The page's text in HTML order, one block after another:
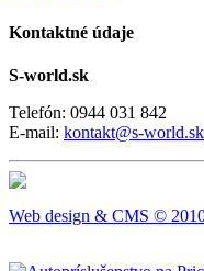
Kontaktné údaje
S-world.sk
Telefón: 0944 031 842
E-mail: kontakt@s-world.sk
Web design & CMS ©